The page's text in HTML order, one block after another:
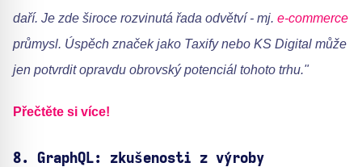
daří. Je zde široce rozvinutá řada odvětví - mj. e-commerce
průmysl. Úspěch značek jako Taxify nebo KS Digital může
jen potvrdit opravdu obrovský potenciál tohoto trhu."
Přečtěte si více!
8. GraphQL: zkušenosti z výroby